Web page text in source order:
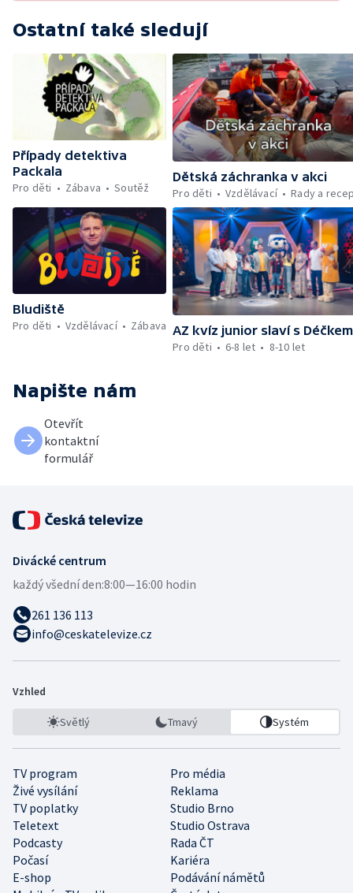
Ostatní také sledují
Případy detektiva
Packala
Pro děti
Zábava Soutěž
Dětská záchranka v akci
Pro děti
Vzdělávací Rady a
Bludiště
Pro děti
Vzdělávací Zábava AZ kvíz junior slaví s Déčkem
Pro děti
6-8 let 8-10 let
Napište nám
Otevřít
kontaktní
formulář
Divácké centrum
každý všední den:8:00—16:00 hodin
261 136 113
info@ceskatelevize.cz
Vzhled
Světlý Tmavý Systém
TV program
Pro média
Živé vysílání
Reklama
TV poplatky
Studio Brno
Teletext
Studio Ostrava
Podcasty
Rada ČT
Počasí
Kariéra
E-shop
Podávání námětů